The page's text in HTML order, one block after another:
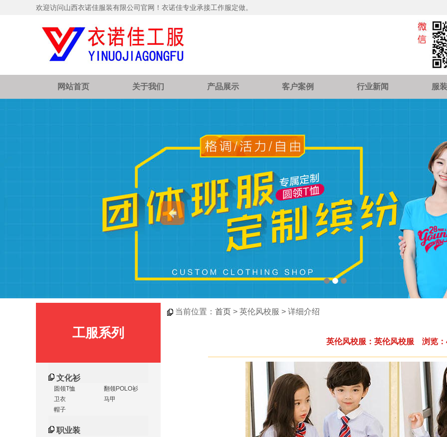
欢迎访问山西衣诺佳服装有限公司官网！衣诺佳专业承接工作服定做。
网站首页 关于我们 产品展示 客户案例 行业新闻 服
工服系列
文化衫
圆领T恤
翻领POLO衫
卫衣
马甲
帽子
职业装
当前位置： 首页 > 英伦风校服 > 详细介绍
英伦风校服：英伦风校服 浏览